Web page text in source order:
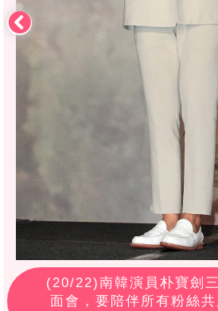
(20/22)南韓演員朴寶劍
面會，要陪伴所有粉絲